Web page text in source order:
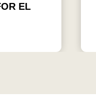
EL